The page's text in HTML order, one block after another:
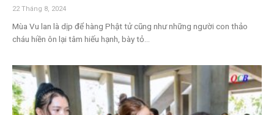
22 Tháng 8, 2024
Mùa Vu lan là dịp để hàng Phật tử cũng như những người con thảo
cháu hiền ôn lại tâm hiếu hạnh, bày tỏ...